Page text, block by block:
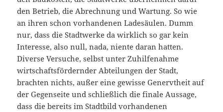
den Betrieb, die Abrechnung und Wartung. So wie
an ihren schon vorhandenen Ladesäulen. Dumm
nur, dass die Stadtwerke da wirklich so gar kein
Interesse, also null, nada, niente daran hatten.
Diverse Versuche, selbst unter Zuhilfenahme
wirtschaftsfördernder Abteilungen der Stadt,
brachten nichts, außer eine gewisse Genervtheit auf
der Gegenseite und schließlich die finale Aussage,
dass die bereits im Stadtbild vorhandenen